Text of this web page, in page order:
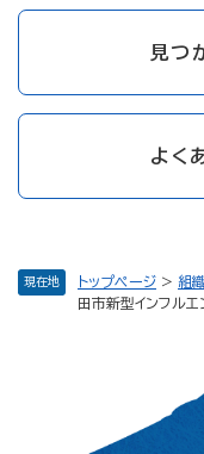
現在地 トップページ > 組
田市新型インフル
見つ
よく